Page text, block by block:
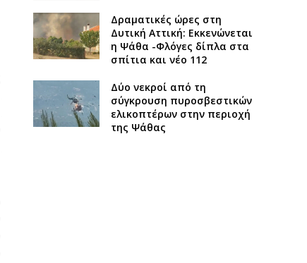
Δραματικές ώρες στη
Δυτική Αττική: Εκκενώνεται
η Ψάθα -Φλόγες δίπλα στα
σπίτια και νέο 112
Δύο νεκροί από τη
σύγκρουση πυροσβεστικών
ελικοπτέρων στην περιοχή
της Ψάθας